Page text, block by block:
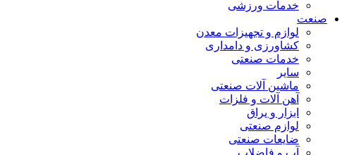
خدمات ورزشی
صنعت
لوازم و تجهیزات معدن
کشاورزی و دامداری
خدمات صنعتی
سایر
ماشین آلات صنعتی
آهن آلات و فلزات
ابزار و یراق
لوازم صنعتی
ضایعات صنعتی